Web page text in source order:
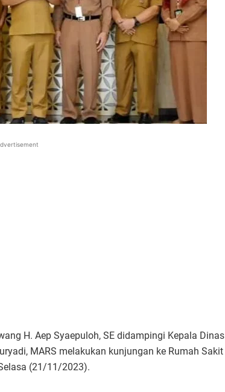
H. Aep Syaepuloh, SE didampingi Kepala Dinas
MARS melakukan kunjungan ke Rumah Sakit
(21/11/2023).